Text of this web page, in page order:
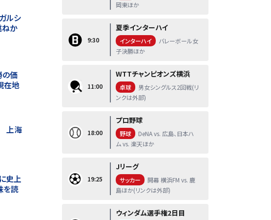
ルシ
ねか
の価
在地
上海
史上
を読
岡東ほか
9:30
夏季インターハイ
インターハイ
バレーボール女
子決勝ほか
11:00
WTTチャンピオンズ横浜
卓球
男女シングルス2回戦(リ
ンクは外部)
18:00
プロ野球
野球
DeNA vs. 広島、日本ハ
ム vs. 楽天ほか
19:25
Jリーグ
サッカー
開幕 横浜FM vs. 鹿
島ほか(リンクは外部)
ウィンダム選手権2日目